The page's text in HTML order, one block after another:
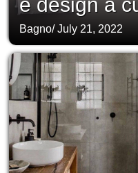
Bagno/July 21, 2022